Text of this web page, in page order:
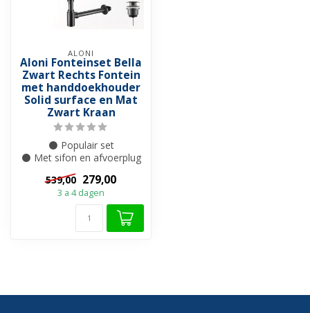
ALONI
Aloni Fonteinset Bella
Zwart Rechts Fontein
met handdoekhouder
Solid surface en Mat
Zwart Kraan
⚫ Populair set
⚫ Met sifon en afvoerplug
⚫ Handdoekhouder
539,00 279,00
3 a 4 dagen